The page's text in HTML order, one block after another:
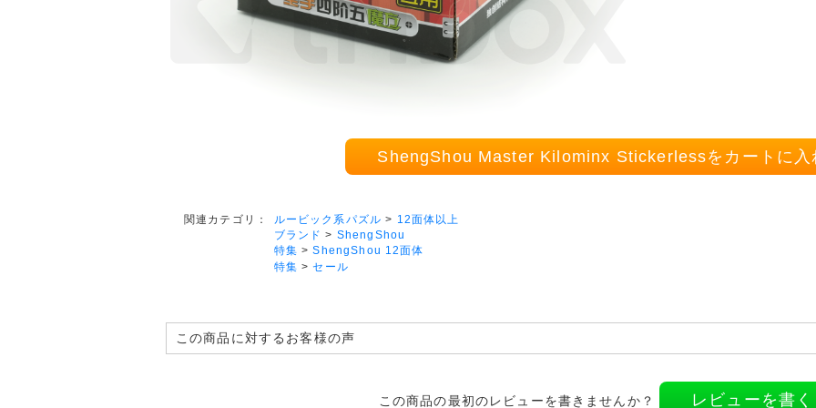
ShengShou Master Kilominx Stickerlessをカートに入
関連カテゴリ： ルービック系パズル > 12面体以上
ブランド > ShengShou
特集 >ShengShou 12面体
特集 >セール
この商品に対するお客様の声
この商品の最初のレビューを書きませんか？ レビューを書く